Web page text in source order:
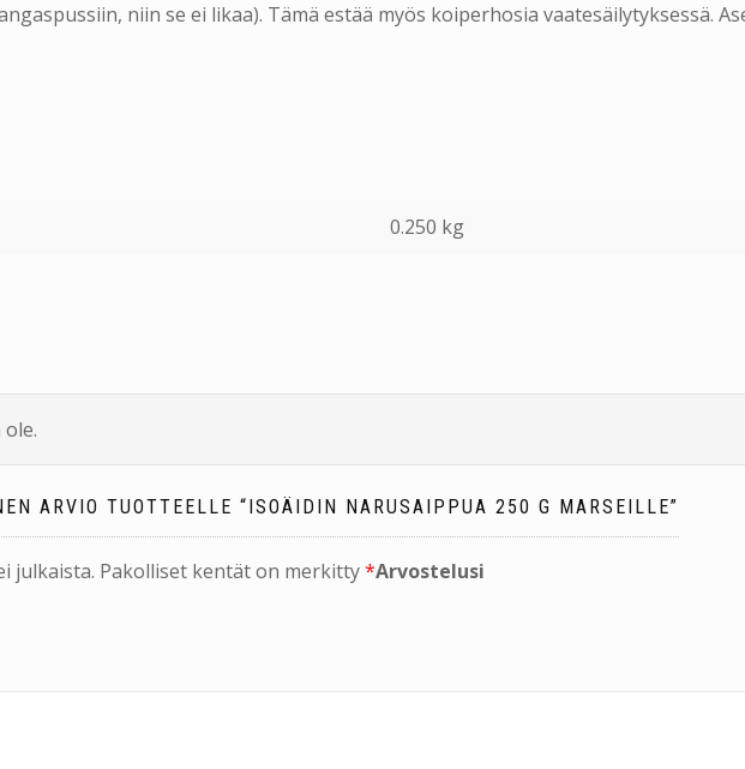
niin se ei likaa). Tämä estää myös koiperhosia vaatesäilytyksessä.
0.250 kg
ARVIO TUOTTEELLE “ISOÄIDIN NARUSAIPPUA 250 G MARSEILLE”
julkaista. Pakolliset kentät on merkitty*Arvostelusi